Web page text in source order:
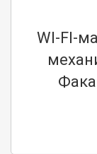
WI-FI-